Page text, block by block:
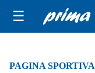
☰
PAGINA SPORTIVA